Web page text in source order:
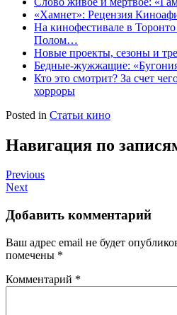
«Хамнет»: Рецензия
На кинофестивале в
Полом…
Новые проекты, сезоны и
Бедные-жужжащие:
Кто это смотрит? За счет
хорроры
Posted in Статьи кино
Навигация по
Previous
Next
Добавить комментарий
Ваш адрес email не будет
помечены *
Комментарий *